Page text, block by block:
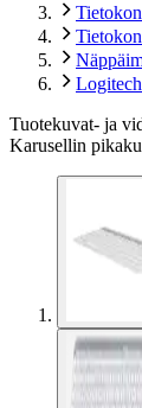
Tuotekuvat- ja
Karusellin